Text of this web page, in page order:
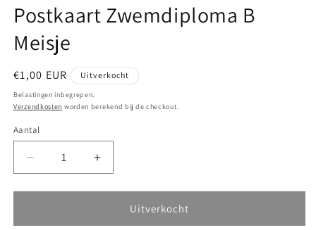
Postkaart Zwemdiploma B
Meisje
Normale
prijs
€1,00 EUR Uitverkocht
Belastingen inbegrepen.
Verzendkosten worden berekend bij de checkout.
Aantal
Aantal
Aantal
verlagen
voor
Zwemdiploma
Aantal
verhogen
voor
Postkaart
Zwemdiploma
Uitverkocht